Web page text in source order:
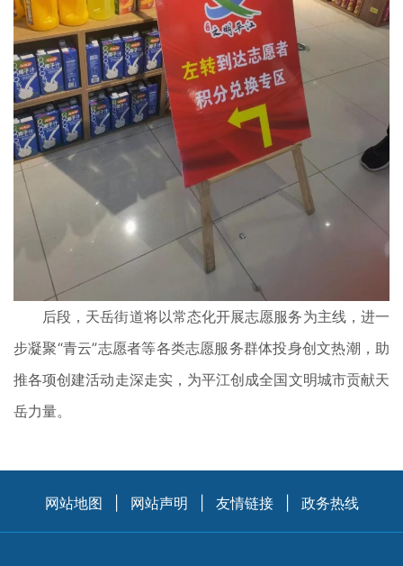
后段，天岳街道将以常态化开展志愿服务为主线，进一
步凝聚“青云”志愿者等各类志愿服务群体投身创文热潮，助
推各项创建活动走深走实，为平江创成全国文明城市贡献天
岳力量。
网站地图 网站声明 友情链接 政务热线